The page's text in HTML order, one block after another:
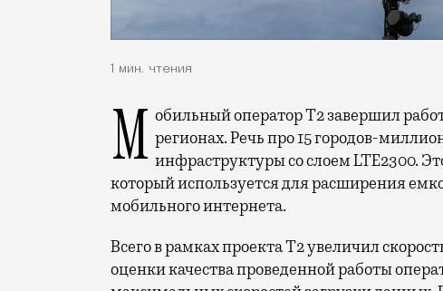
1 мин. чтения
Мобильный оператор Т2 завершил работы по увеличению скорости интернета в регионах. Речь про 15 городов-
инфраструктуры со слоем LTE2300.
который используется для расширения
мобильного интернета.
Всего в рамках проекта Т2 увеличил
оценки качества проведенной работы